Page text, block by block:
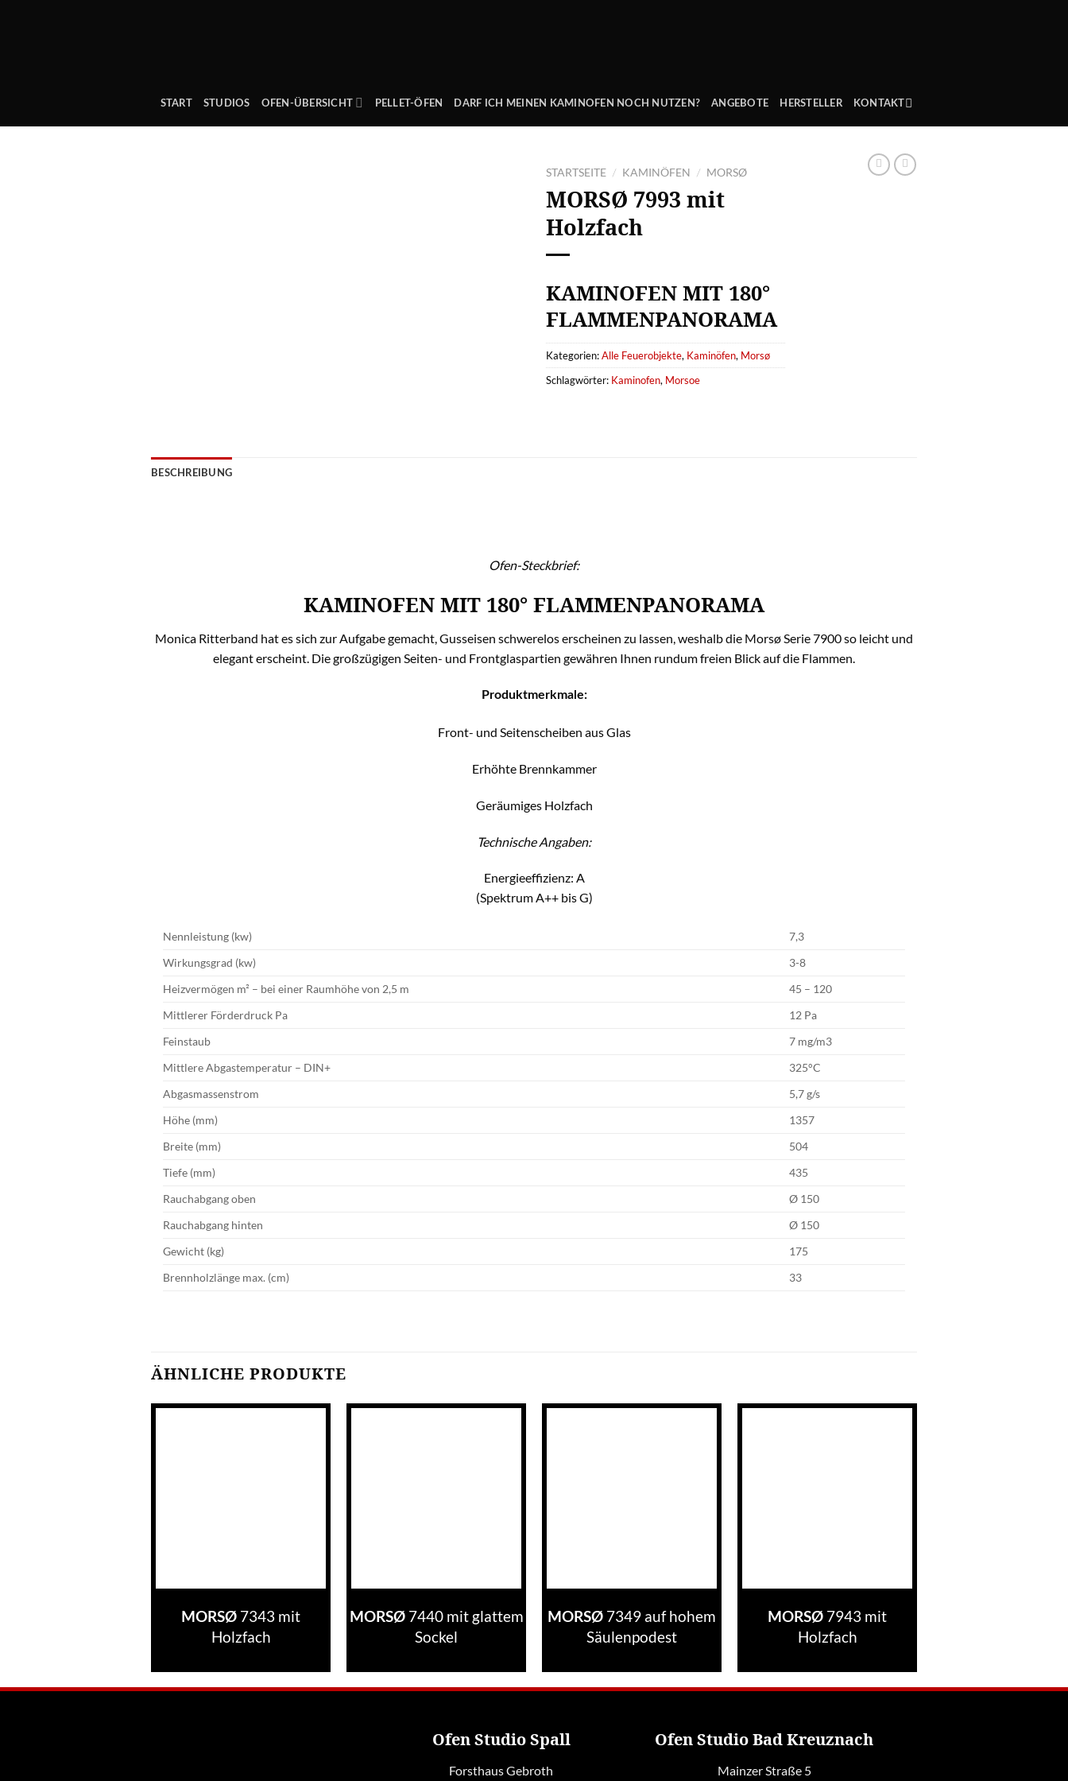
START STUDIOS OFEN-ÜBERSICHT PELLET-ÖFEN DARF ICH MEINEN KAMINOFEN NOCH NUTZEN? ANGEBOTE HERSTELLER KONTAKT
STARTSEITE / KAMINÖFEN / MORSØ
MORSØ 7993 mit
Holzfach
KAMINOFEN MIT 180°
FLAMMENPANORAMA
Kategorien:Alle Feuerobjekte, Kaminöfen, Morsø
Schlagwörter: Kaminofen, Morsoe
BESCHREIBUNG
Ofen-Steckbrief:
KAMINOFEN MIT 180° FLAMMENPANORAMA
Monica Ritterband hat es sich zur Aufgabe gemacht, Gusseisen schwerelos erscheinen zu lassen, weshalb die Morsø Serie 7900 so leicht und
elegant erscheint. Die großzügigen Seiten- und Frontglaspartien gewähren Ihnen rundum freien Blick auf die Flammen.
Produktmerkmale:
Front- und Seitenscheiben aus Glas
Erhöhte Brennkammer
Geräumiges Holzfach
Technische Angaben:
Energieeffizienz: A
(Spektrum A++ bis G)
Nennleistung (kw)
7,3
Wirkungsgrad (kw)
3-8
Heizvermögen m² – bei einer Raumhöhe von 2,5 m
45 – 120
Mittlerer Förderdruck Pa
12 Pa
Feinstaub
7 mg/m3
Mittlere Abgastemperatur – DIN+
325°C
Abgasmassenstrom
5,7 g/s
Höhe (mm)
1357
Breite (mm)
504
Tiefe (mm)
435
Rauchabgang oben
Ø 150
Rauchabgang hinten
Ø 150
Gewicht (kg)
175
Brennholzlänge max. (cm)
33
ÄHNLICHE PRODUKTE
MORSØ 7343 mit
Holzfach
MORSØ7440 mit glattem
Sockel
MORSØ 7349 auf hohem
Säulenpodest
MORSØ 7943 mit
Holzfach
Ofen Studio Spall
Forsthaus Gebroth
Ofen Studio Bad Kreuznach
Mainzer Straße 5